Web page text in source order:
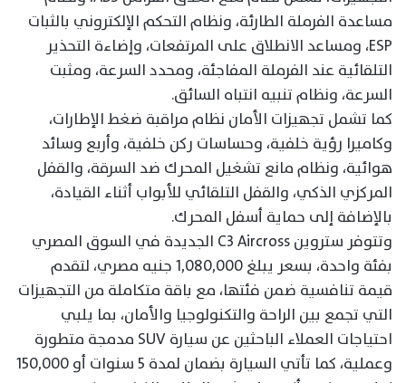
مساعدة الفرملة الطارئة، ونظام التحكم الإلكتروني بالثبات
ESP، ومساعد الانطلاق على المرتفعات، وإضاءة التحذير
التلقائية عند الفرملة المفاجئة، ومحدد السرعة، ومثبت
السرعة، ونظام تنبيه انتباه السائق.
كما تشمل تجهيزات الأمان نظام مراقبة ضغط الإطارات،
وكاميرا رؤية خلفية، وحساسات ركن خلفية، وأربع وسائد
هوائية، ونظام مانع تشغيل المحرك ضد السرقة، والقفل
المركزي الذكي، والقفل التلقائي للأبواب أثناء القيادة،
بالإضافة إلى حماية أسفل المحرك.
وتتوفر ستروين C3 Aircross الجديدة في السوق المصري
بفئة واحدة، بسعر يبلغ 1,080,000 جنيه مصري، لتقدم
قيمة تنافسية ضمن فئتها، مع باقة متكاملة من التجهيزات
التي تجمع بين الراحة والتكنولوجيا والأمان، بما يلبي
احتياجات العملاء الباحثين عن سيارة SUV مدمجة متطورة
وعملية، كما تأتي السيارة بضمان لمدة 5 سنوات أو 150,000